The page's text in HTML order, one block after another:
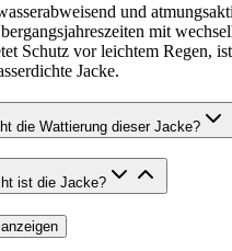
und
mit
Schutz vor leichtem Regen,
Jacke.
die Wattierung dieser Jacke?
ist die Jacke?